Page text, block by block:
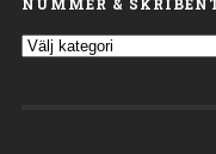
NUMMER &